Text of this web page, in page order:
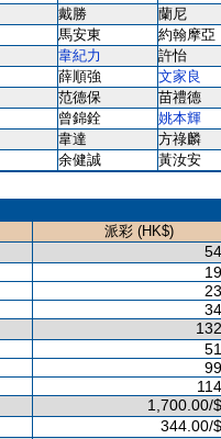
戴勝 蘭尼
馬安東 約翰摩亞
韋紀力 許怡
薛順強 文家良
范德保 苗禮德
曾錦銓 姚本輝
韋達 方祿麟
余健誠
黃汝安
派彩 (HK$)
1,700.00/
344.00/